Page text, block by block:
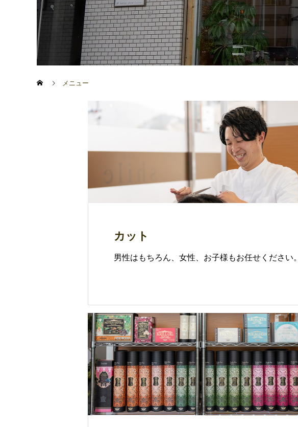
メニュー
カット
男性はもちろん、女性、お子様もお任せください。